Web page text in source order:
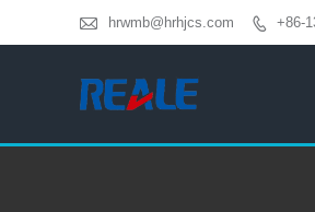
 hrwmb@hrhjcs.com  +86-